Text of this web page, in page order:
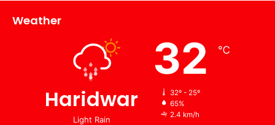
Weather
Haridwar
Light Rain
32 ℃
32º - 25º
65%
2.4 km/h